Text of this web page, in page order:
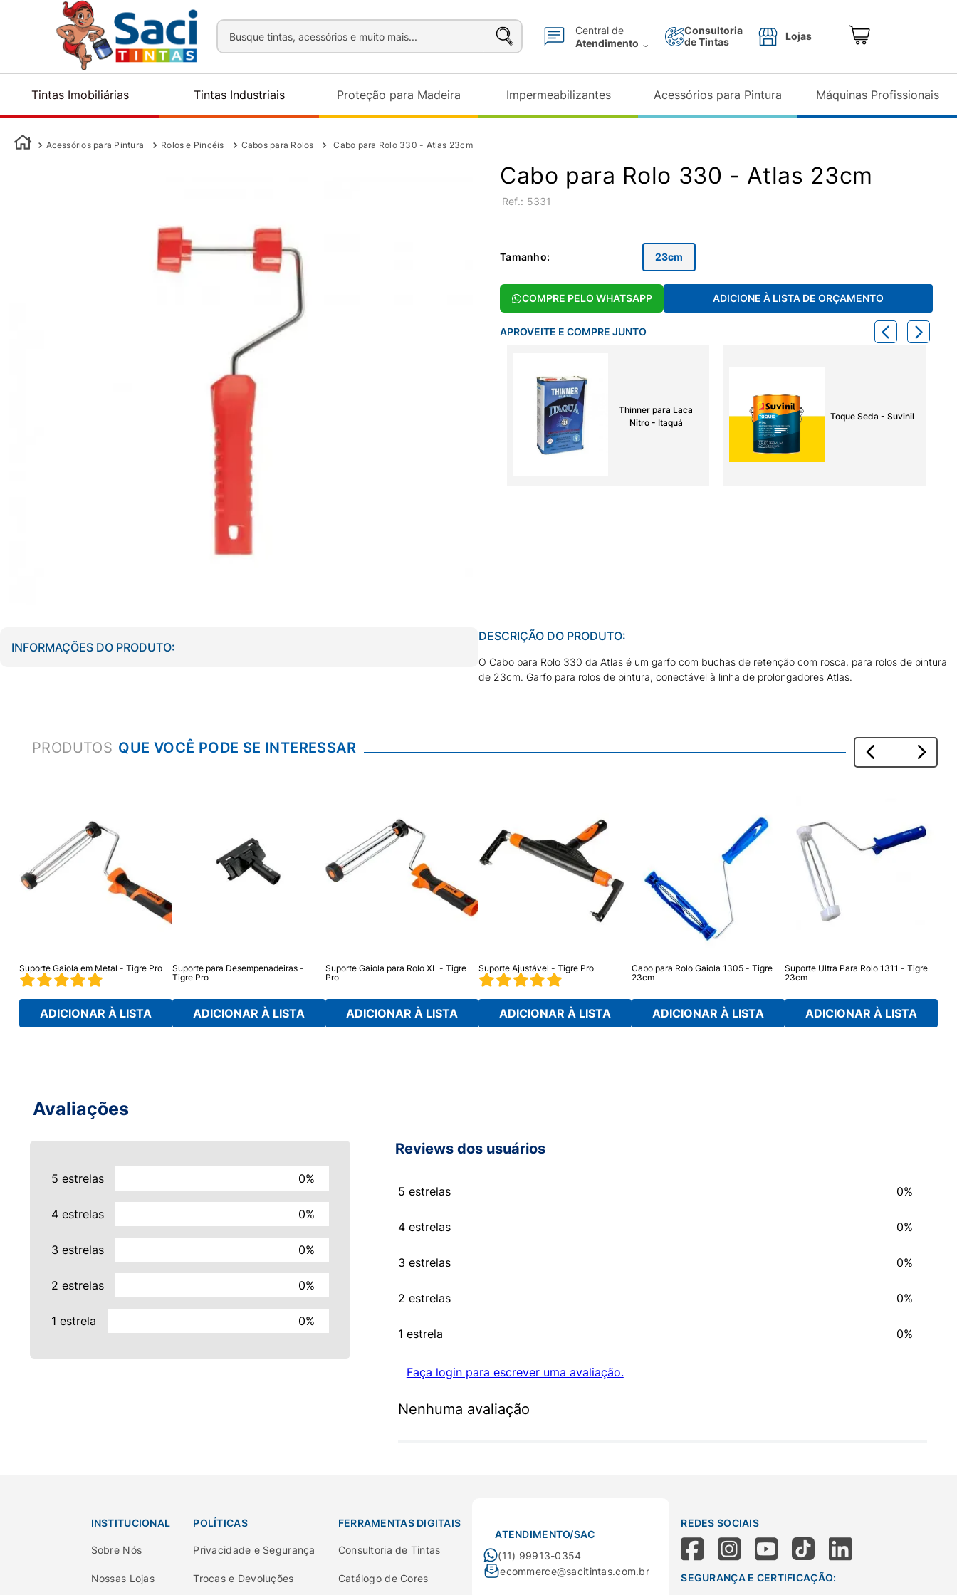
Busque tintas, acessórios e muito mais...
Central de
Atendimento
Consultoria
de Tintas
Lojas
Tintas Imobiliárias Tintas Industriais Proteção para Madeira Impermeabilizantes Acessórios para Pintura Máquinas Profissionais
Acessórios para Pintura Rolos e Pincéis Cabos para Rolos Cabo para Rolo 330 - Atlas 23cm
Cabo para Rolo 330 - Atlas 23cm
: 5331
Tamanho: 23cm
COMPRE PELO WHATSAPP ADICIONE À LISTA DE ORÇAMENTO
APROVEITE E COMPRE JUNTO
Thinner para Laca
Nitro - Itaquá
Toque Seda - Suvinil
INFORMAÇÕES DO PRODUTO:
DESCRIÇÃO DO PRODUTO:
O Cabo para Rolo 330 da Atlas é um garfo com buchas de retenção com rosca, para rolos de pintura
de 23cm. Garfo para rolos de pintura, conectável à linha de prolongadores Atlas.
PRODUTOS
Suporte Gaiola em Metal - Tigre Pro
ADICIONAR À LISTA
Suporte para Desempenadeiras -
Tigre Pro
ADICIONAR À LISTA
Suporte Gaiola para Rolo XL - Tigre
Pro
ADICIONAR À LISTA
Suporte Ajustável - Tigre Pro
ADICIONAR À LISTA
Cabo para Rolo Gaiola 1305 - Tigre
23cm
ADICIONAR À LISTA
Suporte Ultra Para Rolo 1311 - Tigre
23cm
ADICIONAR À LISTA
Avaliações
5 estrelas 0%
4 estrelas 0%
3 estrelas 0%
2 estrelas 0%
1 estrela 0%
Reviews dos usuários
5 estrelas 0%
4 estrelas 0%
3 estrelas 0%
2 estrelas 0%
1 estrela 0%
Faça login para escrever uma avaliação.
Nenhuma avaliação
INSTITUCIONAL
Sobre Nós
Nossas Lojas
POLÍTICAS
Privacidade e Segurança
Trocas e Devoluções
FERRAMENTAS DIGITAIS
Consultoria de Tintas
Catálogo de Cores
ATENDIMENTO/SAC
(11) 99913-0354
ecommerce@sacitintas.com.br
REDES SOCIAIS
SEGURANÇA E CERTIFICAÇÃO: